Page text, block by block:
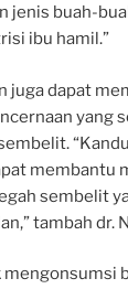
jenis buah-
ibu hamil.”
juga dapat
yang
membantu
sembelit
tambah dr.
mengonsumsi